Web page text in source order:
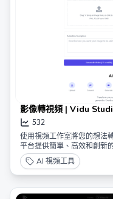
影像轉視頻 | Vidu
532
使用視頻工作室將您的想法
平台提供簡單、高效和創新
AI 視頻工具